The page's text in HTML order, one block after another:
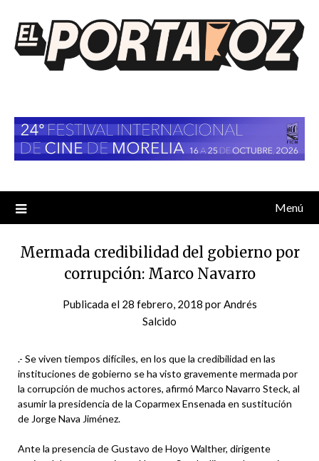
contenido
Menú
Mermada credibilidad del gobierno por
corrupción: Marco Navarro
Publicada el 28 febrero, 2018 porAndrés
Salcido
.- Se viven tiempos difíciles, en los que la credibilidad en las
instituciones de gobierno se ha visto gravemente mermada por
la corrupción de muchos actores, afirmó Marco Navarro Steck, al
asumir la presidencia de la Coparmex Ensenada en sustitución
de Jorge Nava Jiménez.
Ante la presencia de Gustavo de Hoyo Walther, dirigente